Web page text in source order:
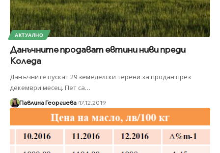
АКТУАЛНО
Данъчните продават евтини ниви преди
Коледа
Данъчните пускат 29 земеделски терени за продан през
декември месец. Пет са…
Павлина Георгиева 17.12.2019